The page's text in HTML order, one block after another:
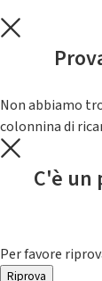
Non abbiamo
colonnina di
C'è un
Per favore
Riprova